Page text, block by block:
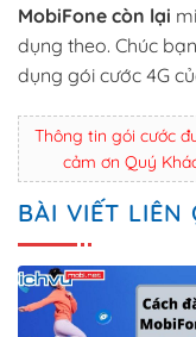
MobiFone còn lại
dụng theo. Chúc
dụng gói cước 4G
Thông tin gói cước
cảm ơn Quý
BÀI VIẾT LIÊN